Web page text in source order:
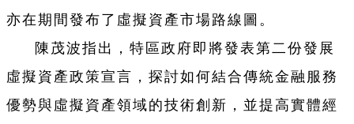
亦在期間發布了虛擬資產市場路線圖。
陳茂波指出，特區政府即將發表第二份發展
虛擬資產政策宣言，探討如何結合傳統金融服務
優勢與虛擬資產領域的技術創新，並提高實體經